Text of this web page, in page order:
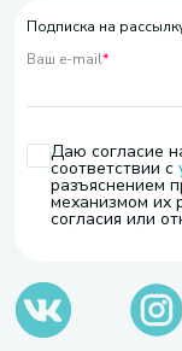
Подписка на
Ваш e-mail*
Даю согласие
соответствии с
разъяснением
механизмом их
согласия или